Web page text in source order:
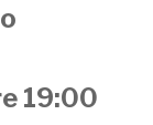
19:00